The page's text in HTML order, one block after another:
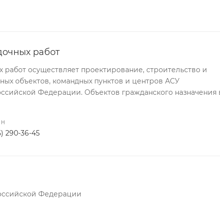
работ
осуществляет проектирование, строительство и
объектов, командных пунктов и центров АСУ
Федерации. Объектов гражданского назначения
290-36-45
Федерации